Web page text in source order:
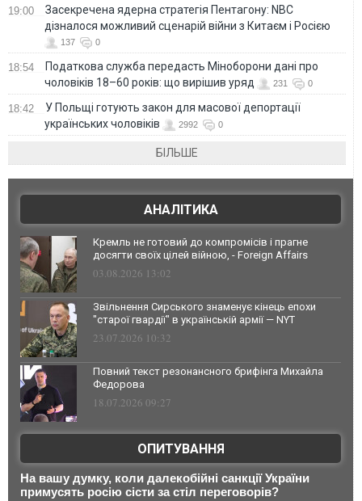
19:00
Засекречена ядерна стратегія Пентагону: NBC
дізналося можливий сценарій війни з Китаєм і Росією
137 0
18:54
Податкова служба передасть Міноборони дані про
чоловіків 18–60 років: що вирішив уряд
231 0
18:42
У Польщі готують закон для масової депортації
українських чоловіків
2992 0
БІЛЬШЕ
АНАЛІТИКА
Кремль не готовий до компромісів і прагне
досягти своїх цілей війною, - Foreign Affairs
03.08.2026 13:02
Звільнення Сирського знаменує кінець епохи
"старої гвардії" в українській армії — NYT
23.07.2026 10:32
Повний текст резонансного брифінга Михайла
Федорова
18.07.2026 09:27
ОПИТУВАННЯ
На вашу думку, коли далекобійні санкції України
примусять росію сісти за стіл переговорів?